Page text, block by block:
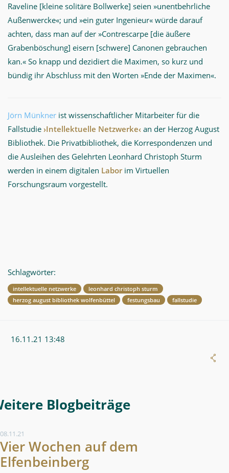
Raveline [kleine solitäre Bollwerke] seien »unentbehrliche
Außenwercke«; und »ein guter Ingenieur« würde darauf
achten, dass man auf der »Contrescarpe [die äußere
Grabenböschung] eisern [schwere] Canonen gebrauchen
kan.« So knapp und dezidiert die Maximen, so kurz und
bündig ihr Abschluss mit den Worten »Ende der Maximen«.
Jörn Münkner ist wissenschaftlicher Mitarbeiter für die
Fallstudie ›Intellektuelle Netzwerke‹ an der Herzog August
Bibliothek. Die Privatbibliothek, die Korrespondenzen und
die Ausleihen des Gelehrten Leonhard Christoph Sturm
werden in einem digitalen Labor im Virtuellen
Forschungsraum vorgestellt.
Schlagwörter:
intellektuelle netzwerke
leonhard christoph sturm
herzog august bibliothek wolfenbüttel
festungsbau fallstudie
16.11.21 13:48
Weitere Blogeintrag
08.11.21
Vier Wochen auf dem
Elfenbeinberg